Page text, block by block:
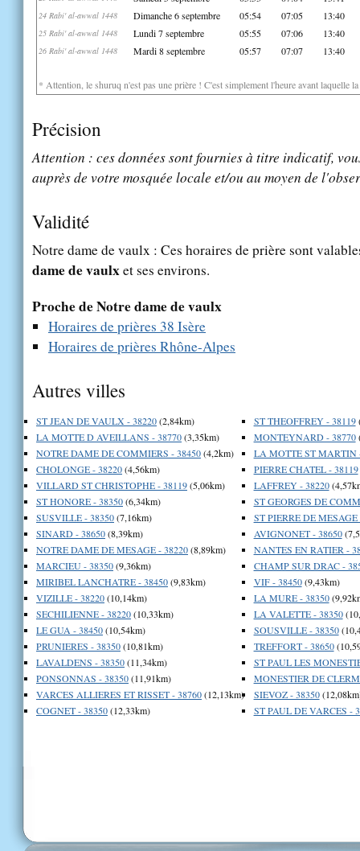
24 Rabi' al-awwal 1448 Dimanche 6 septembre 05:54 07:05 13:40
25 Rabi' al-awwal 1448 Lundi 7 septembre 05:55 07:06 13:40
26 Rabi' al-awwal 1448 Mardi 8 septembre 05:57 07:07 13:40
* Attention, le shuruq n'est pas une prière ! C'est simplement l'heure avant laquelle
Précision
Attention : ces données sont fournies à titre indicatif,
auprès de votre mosquée locale et/ou au moyen de
Validité
Notre dame de vaulx : Ces horaires de prière sont
dame de vaulxet ses environs.
Proche de Notre dame de vaulx
Horaires de prières 38 Isère
Horaires de prières Rhône-Alpes
Autres villes
ST JEAN DE VAULX - 38220(2,84km)
LA MOTTE D AVEILLANS - 38770(3,35km)
NOTRE DAME DE COMMIERS - 38450(4,2km)
CHOLONGE - 38220(4,56km)
VILLARD ST CHRISTOPHE - 38119(5,06km)
ST HONORE - 38350(6,34km)
SUSVILLE - 38350(7,16km)
SINARD - 38650(8,39km)
NOTRE DAME DE MESAGE - 38220(8,89km)
MARCIEU - 38350(9,36km)
MIRIBEL LANCHATRE - 38450(9,83km)
VIZILLE - 38220(10,14km)
SECHILIENNE - 38220(10,33km)
LE GUA - 38450(10,54km)
PRUNIERES - 38350(10,81km)
LAVALDENS - 38350(11,34km)
PONSONNAS - 38350(11,91km)
VARCES ALLIERES ET RISSET - 38760(12,13km)
COGNET - 38350(12,33km)
ST THEOFFREY - 38119
MONTEYNARD - 38770
LA MOTTE ST MARTIN
PIERRE CHATEL - 38119
LAFFREY - 38220
ST GEORGES DE
ST PIERRE DE MESAGE
AVIGNONET - 38650
NANTES EN RATIER -
CHAMP SUR DRAC -
VIF - 38450(9,43km)
LA MURE - 38350
LA VALETTE - 38350
SOUSVILLE - 38350
TREFFORT - 38650
ST PAUL LES
MONESTIER DE
SIEVOZ - 38350
ST PAUL DE VARCES -